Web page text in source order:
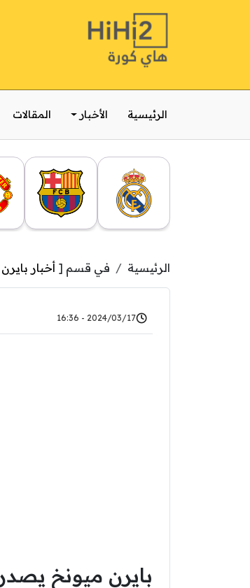
الرئيسية الأخبار المقالات
الرئيسية في قسم [ أخبار
2024/03/17 - 16:36
بايرن ميونخ